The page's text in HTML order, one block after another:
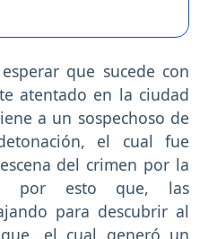
que sucede con
atentado en la ciudad
a un sospechoso de
el cual fue
del crimen por la
por esto que, las
para descubrir al
el cual generó un